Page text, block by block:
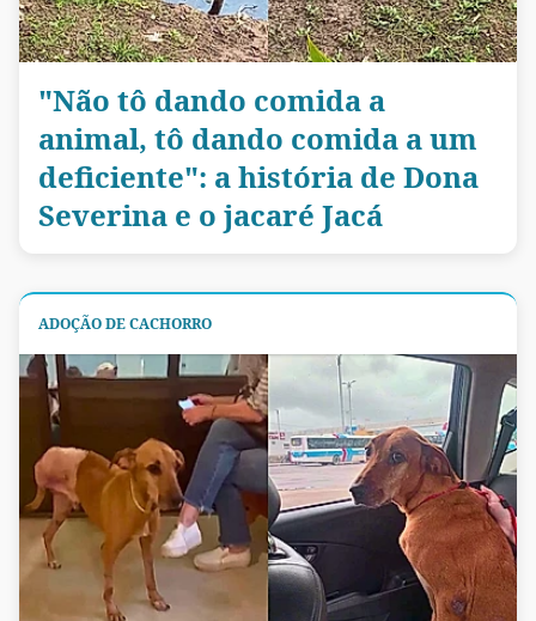
"Não tô dando comida a
animal, tô dando comida a um
deficiente": a história de Dona
Severina e o jacaré Jacá
ADOÇÃO DE CACHORRO